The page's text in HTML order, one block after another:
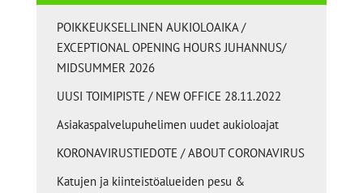
POIKKEUKSELLINEN AUKIOLOAIKA /
EXCEPTIONAL OPENING HOURS JUHANNUS/
MIDSUMMER 2026
UUSI TOIMIPISTE / NEW OFFICE 28.11.2022
Asiakaspalvelupuhelimen uudet aukioloajat
KORONAVIRUSTIEDOTE / ABOUT CORONAVIRUS
Katujen ja kiinteistöalueiden pesu &